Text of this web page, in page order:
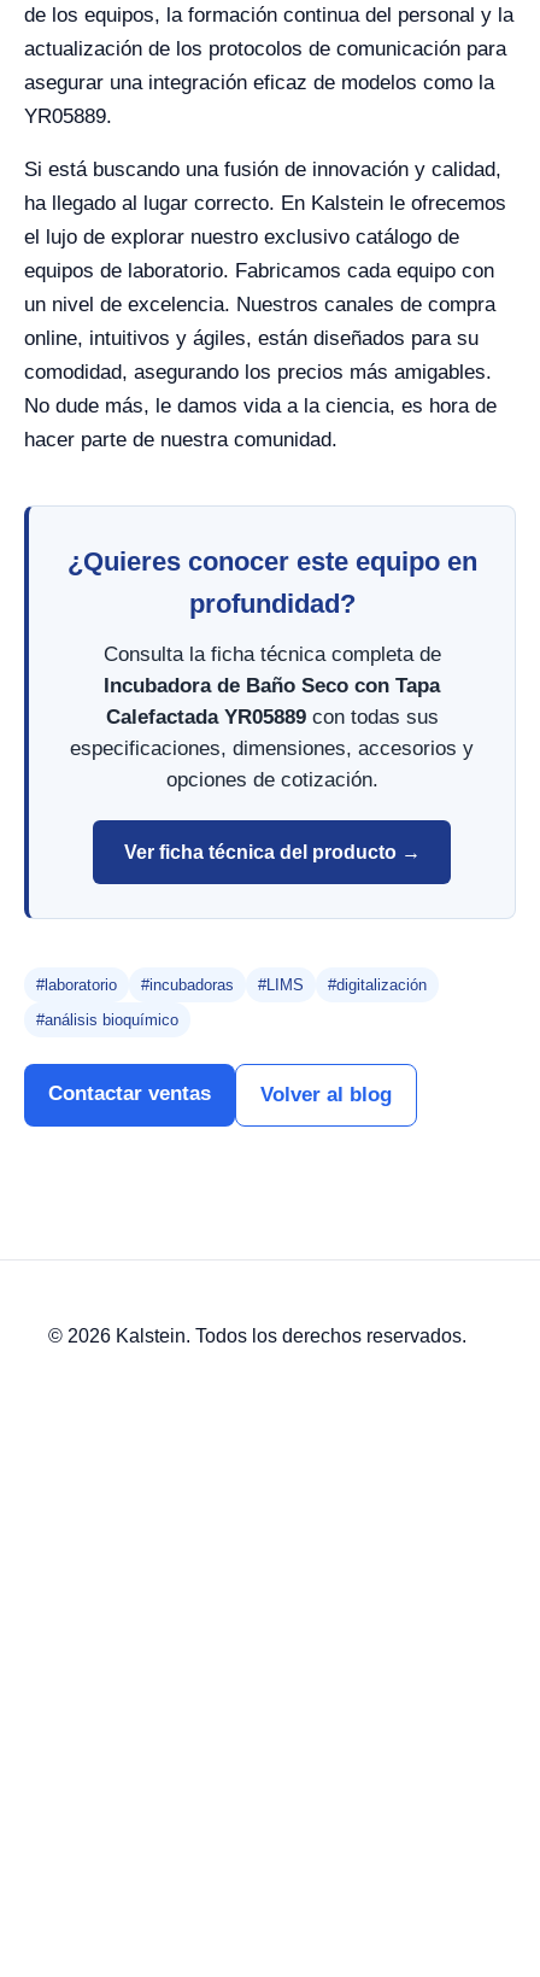
de los equipos, la formación continua del personal y la
actualización de los protocolos de comunicación para
asegurar una integración eficaz de modelos como la
YR05889.
Si está buscando una fusión de innovación y calidad,
ha llegado al lugar correcto. En Kalstein le ofrecemos
el lujo de explorar nuestro exclusivo catálogo de
equipos de laboratorio. Fabricamos cada equipo con
un nivel de excelencia. Nuestros canales de compra
online, intuitivos y ágiles, están diseñados para su
comodidad, asegurando los precios más amigables.
No dude más, le damos vida a la ciencia, es hora de
hacer parte de nuestra comunidad.
¿Quieres conocer este equipo en
profundidad?
Consulta la ficha técnica completa de
Incubadora de Baño Seco con Tapa
Calefactada YR05889con todas sus
especificaciones, dimensiones, accesorios y
opciones de cotización.
Ver ficha técnica del producto →
#laboratorio #incubadoras #LIMS
#digitalización
#análisis bioquímico
Contactar ventas Volver al blog
© 2026 Kalstein. Todos los derechos reservados.